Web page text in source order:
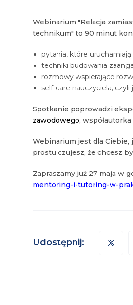
Webinarium "Relacja
technikum" to 90 minut
pytania, które
techniki budowania
rozmowy wspierające
self-care nauczyciela, czyli
Spotkanie poprowadzi
zawodowego,
Webinarium jest dla Ciebie,
prostu czujesz, że chcesz
Zapraszamy już 27 maja w
mentoring-i-tutoring-w-
Udostępnij: